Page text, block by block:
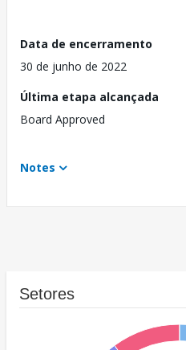
Data de encerramento
30 de junho de 2022
Última etapa alcançada
Board Approved
Notes
Setores